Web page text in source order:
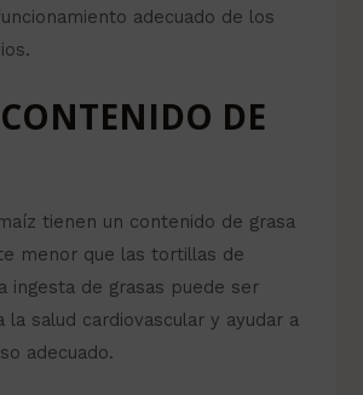
adecuado de los
DE
tienen un contenido de grasa
menor que las tortillas de
ingesta de grasas puede ser
la salud cardiovascular y ayudar a
adecuado.